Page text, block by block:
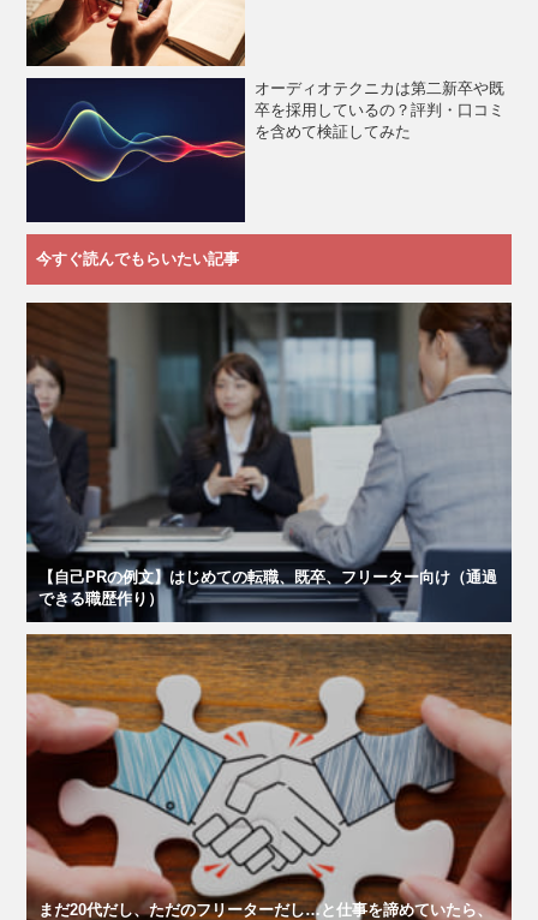
オーディオテクニカは第二新卒や既
卒を採用しているの？評判・口コミ
を含めて検証してみた
今すぐ読んでもらいたい記事
【自己PRの例文】はじめての転職、既卒、フリーター向け（通過
できる職歴作り）
まだ20代だし、ただのフリーターだし…と仕事を諦めていたら、